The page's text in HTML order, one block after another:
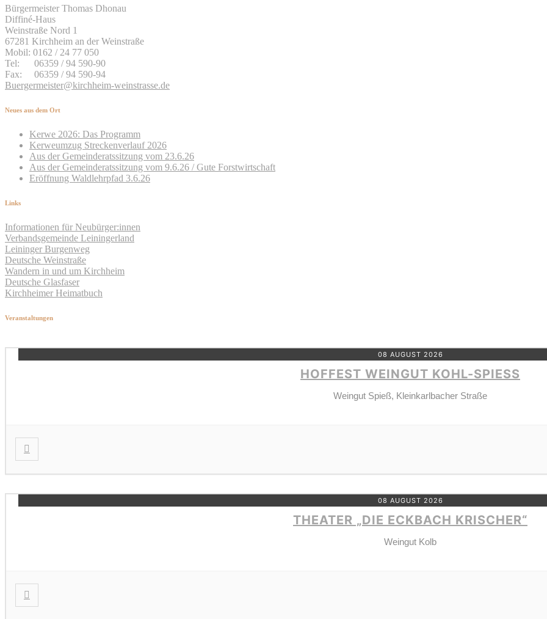
Bürgermeister Thomas Dhonau
Diffiné-Haus
​Weinstraße Nord 1
67281 Kirchheim an der Weinstraße
Mobil: 0162 / 24 77 050
Tel: 06359 / 94 590-90
Fax: 06359 / 94 590-94
Buergermeister@kirchheim-weinstrasse.de
Neues aus dem Ort
Kerwe 2026: Das Programm
Kerweumzug Streckenverlauf 2026
Aus der Gemeinderatssitzung vom 23.6.26
Aus der Gemeinderatssitzung vom 9.6.26 / Gute Forstwirtschaft
Eröffnung Waldlehrpfad 3.6.26
Links
Informationen für Neubürger:innen
Verbandsgemeinde Leiningerland
Leininger Burgenweg
Deutsche Weinstraße
Wandern in und um Kirchheim
Deutsche Glasfaser
Kirchheimer Heimatbuch
Veranstaltungen
08 AUGUST 2026
HOFFEST WEINGUT KOHL-SPIESS
Weingut Spieß, Kleinkarlbacher Straße
08 AUGUST 2026
THEATER „DIE ECKBACH KRISCHER“
Weingut Kolb